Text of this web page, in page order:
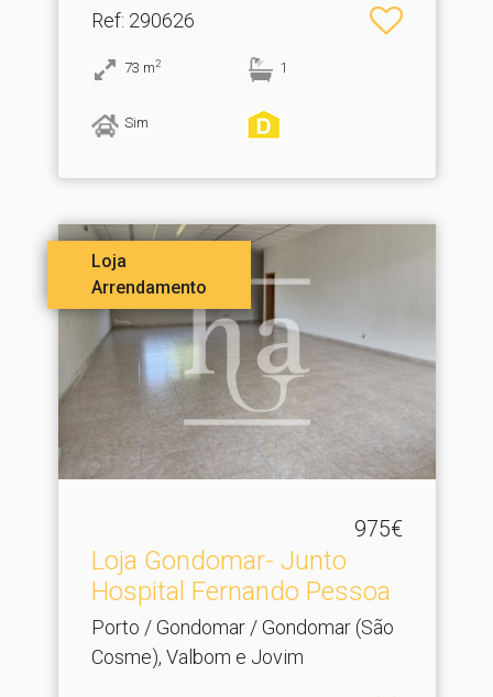
Ref: 290626
73 m2 1
Sim
Loja
Arrendamento
975€
Loja Gondomar- Junto
Hospital Fernando Pessoa
Porto / Gondomar / Gondomar (São
Cosme), Valbom e Jovim